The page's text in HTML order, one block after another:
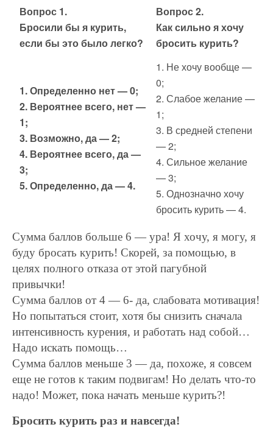
Вопрос 1.
Бросили бы я курить,
если бы это было легко?
Вопрос 2.
Как сильно я хочу
бросить курить?
1. Определенно нет — 0;
2. Вероятнее всего, нет —
1;
3. Возможно, да — 2;
4. Вероятнее всего, да —
3;
5. Определенно, да — 4.
1. Не хочу вообще —
0;
2. Слабое желание —
1;
3. В средней степени
— 2;
4. Сильное желание
— 3;
5. Однозначно хочу
бросить курить — 4.
Сумма баллов больше 6 — ура! Я хочу, я могу, я
буду бросать курить! Скорей, за помощью, в
целях полного отказа от этой пагубной
привычки!
Сумма баллов от 4 — 6- да, слабовата мотивация!
Но попытаться стоит, хотя бы снизить сначала
интенсивность курения, и работать над собой…
Надо искать помощь…
Сумма баллов меньше 3 — да, похоже, я совсем
еще не готов к таким подвигам! Но делать что-то
надо! Может, пока начать меньше курить?!
Бросить курить раз и навсегда!